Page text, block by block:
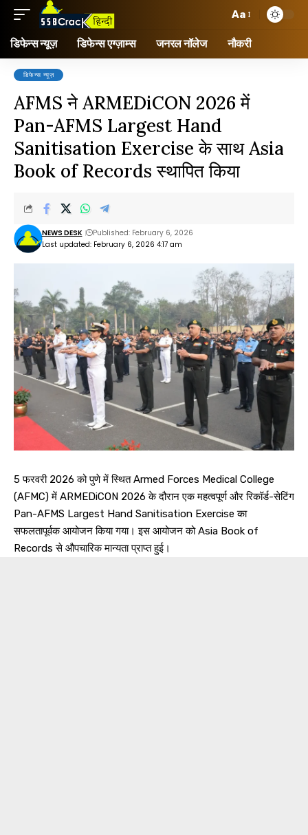
Aa
डिफेन्स न्यूज़ डिफेन्स एग्ज़ाम्स जनरल नॉलेज नौकरी
डिफेन्स न्यूज़
AFMS ने ARMEDiCON 2026 में
Pan-AFMS Largest Hand
Sanitisation Exercise के साथ Asia
Book of Records स्थापित किया
Last updated: February 6, 2026 4:17 am
NEWS DESK Published: February 6, 2026
5 फरवरी 2026 को पुणे में स्थित Armed Forces Medical College
(AFMC) में ARMEDiCON 2026 के दौरान एक महत्वपूर्ण और रिकॉर्ड-सेटिंग
Pan-AFMS Largest Hand Sanitisation Exercise का
सफलतापूर्वक आयोजन किया गया। इस आयोजन को Asia Book of
Records से औपचारिक मान्यता प्राप्त हुई।